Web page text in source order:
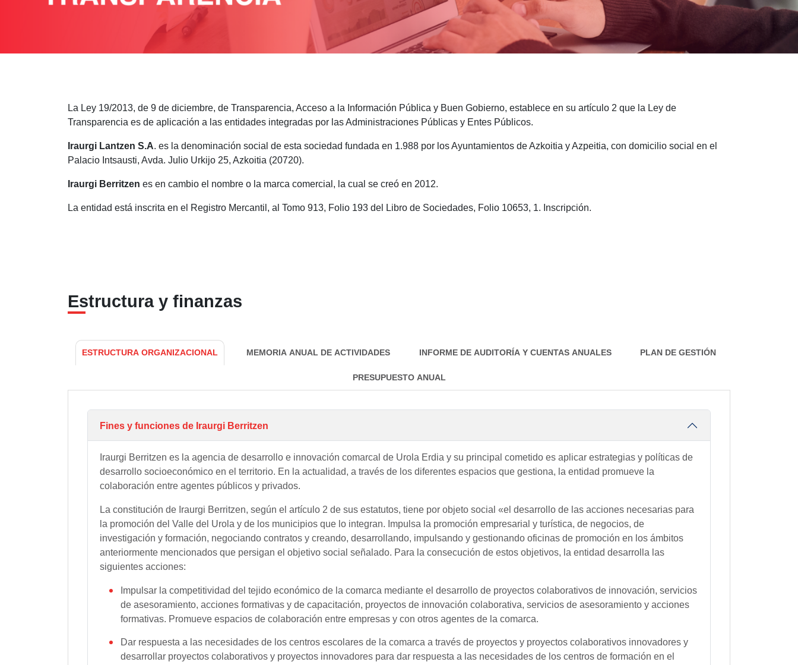
La Ley 19/2013, de 9 de diciembre, de Transparencia, Acceso a la Información Pública y Buen Gobierno, establece en su artículo 2 que la Ley de
Transparencia es de aplicación a las entidades integradas por las Administraciones Públicas y Entes Públicos.
Iraurgi Lantzen S.A. es la denominación social de esta sociedad fundada en 1.988 por los Ayuntamientos de Azkoitia y Azpeitia, con domicilio social en el
Palacio Intsausti, Avda. Julio Urkijo 25, Azkoitia (20720).
Iraurgi Berritzen es en cambio el nombre o la marca comercial, la cual se creó en 2012.
La entidad está inscrita en el Registro Mercantil, al Tomo 913, Folio 193 del Libro de Sociedades, Folio 10653, 1. Inscripción.
Estructura y finanzas
ESTRUCTURA ORGANIZACIONAL MEMORIA ANUAL DE ACTIVIDADES INFORME DE AUDITORÍA Y CUENTAS ANUALES PLAN DE GESTIÓN
PRESUPUESTO ANUAL
Fines y funciones de Iraurgi Berritzen
Iraurgi Berritzen es la agencia de desarrollo e innovación comarcal de Urola Erdia y su principal cometido es aplicar estrategias y políticas de
desarrollo socioeconómico en el territorio. En la actualidad, a través de los diferentes espacios que gestiona, la entidad promueve la
colaboración entre agentes públicos y privados.
La constitución de Iraurgi Berritzen, según el artículo 2 de sus estatutos, tiene por objeto social «el desarrollo de las acciones necesarias para
la promoción del Valle del Urola y de los municipios que lo integran. Impulsa la promoción empresarial y turística, de negocios, de
investigación y formación, negociando contratos y creando, desarrollando, impulsando y gestionando oficinas de promoción en los ámbitos
anteriormente mencionados que persigan el objetivo social señalado. Para la consecución de estos objetivos, la entidad desarrolla las
siguientes acciones:
Impulsar la competitividad del tejido económico de la comarca mediante el desarrollo de proyectos colaborativos de innovación, servicios
de asesoramiento, acciones formativas y de capacitación, proyectos de innovación colaborativa, servicios de asesoramiento y acciones
formativas. Promueve espacios de colaboración entre empresas y con otros agentes de la comarca.
Dar respuesta a las necesidades de los centros escolares de la comarca a través de proyectos y proyectos colaborativos innovadores y
desarrollar proyectos colaborativos y proyectos innovadores para dar respuesta a las necesidades de los centros de formación en el